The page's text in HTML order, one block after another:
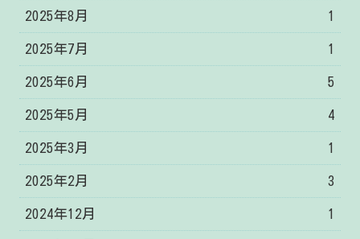
2025年8月 1
2025年7月 1
2025年6月 5
2025年5月 4
2025年3月 1
2025年2月 3
2024年12月 1